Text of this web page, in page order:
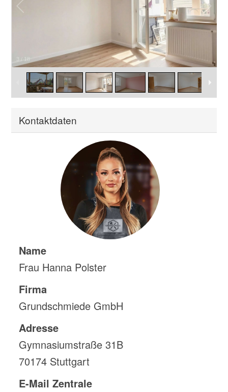
3 18
Kontaktdaten
Name
Frau Hanna Polster
Firma
Grundschmiede GmbH
Adresse
Gymnasiumstraße 31B
70174 Stuttgart
E-Mail Zentrale